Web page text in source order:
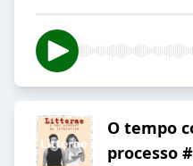
O tempo
processo